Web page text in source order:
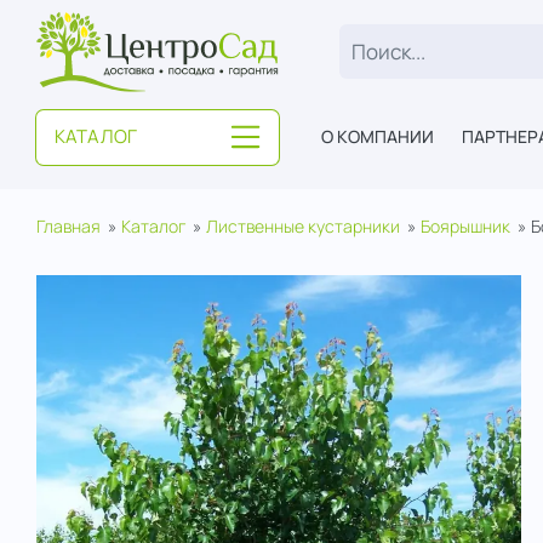
ЦентроСад
КАТАЛОГ О КОМПАНИИ
Главная Каталог Лиственные кустарники Боярышник